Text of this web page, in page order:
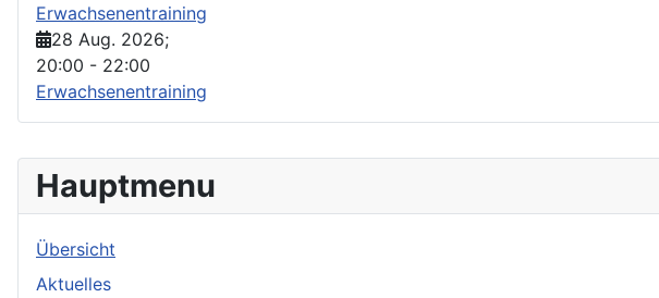
Hauptmenu
Übersicht
Aktuelles
Erwachsenentraining
28 Aug. 2026;
20:00 - 22:00
Erwachsenentraining